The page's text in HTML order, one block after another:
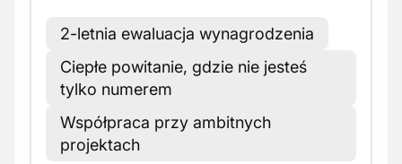
2-letnia ewaluacja wynagrodzenia
Ciepłe powitanie, gdzie nie jesteś
tylko numerem
Współpraca przy ambitnych
projektach